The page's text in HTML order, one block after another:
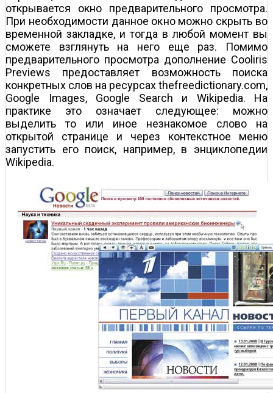
открывается окно предварительного просмотра.
При необходимости данное окно можно скрыть во
временной закладке, и тогда в любой момент вы
сможете взглянуть на него еще раз. Помимо
предварительного просмотра дополнение Cooliris
Previews предоставляет возможность поиска
конкретных слов на ресурсах thefreedictionary.com,
Google Images, Google Search и Wikipedia. На
практике это означает следующее: можно
выделить то или иное незнакомое слово на
открытой странице и через контекстное меню
запустить его поиск, например, в энциклопедии
Wikipedia.